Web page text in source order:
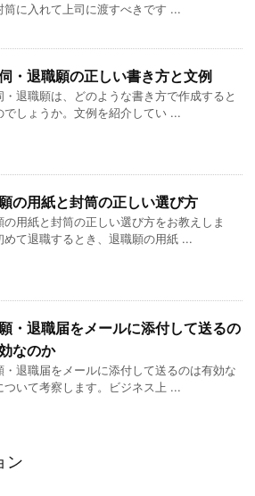
筒に入れて上司に渡すべきです ...
・退職願の正しい書き方と文例
・退職願は、どのような書き方で作成すると
でしょうか。文例を紹介してい ...
の用紙と封筒の正しい選び方
の用紙と封筒の正しい選び方をお教えしま
めて退職するとき、退職願の用紙 ...
・退職届をメールに添付して送るの
なのか
・退職届をメールに添付して送るのは有効な
ついて考察します。ビジネス上 ...
ン